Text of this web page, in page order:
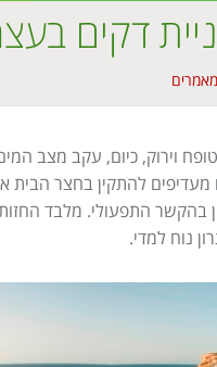
דקים
מאמרים
וירוק, כיום, עקב מצב
מעדיפים להתקין בחצר הבית
בהקשר התפעולי. מלבד
נוח למדי.